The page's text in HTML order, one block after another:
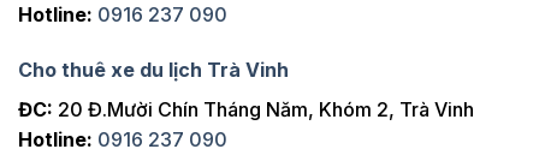
Hotline: 0916 237 090
Cho thuê xe du lịch Trà Vinh
ĐC: 20 Đ.Mười Chín Tháng Năm, Khóm 2, Trà Vinh
Hotline: 0916 237 090